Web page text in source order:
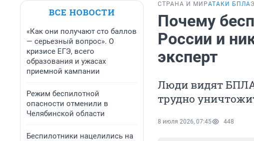
ВСЕ НОВОСТИ
«Как они получают сто баллов
— серьезный вопрос». О
кризисе ЕГЭ, всего
образования и ужасах
приемной кампании
Режим беспилотной
опасности отменили в
Челябинской области
Беспилотники нацелились на
СТРАНА И МИРАТАКИ БПЛА
Почему
России и
эксперт
Люди видят
трудно
8 июля 2026, 07:45 448